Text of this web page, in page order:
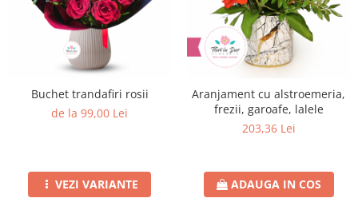
Buchet trandafiri rosii
de la 99,00 Lei
VEZI VARIANTE
Aranjament cu alstroemeria,
frezii, garoafe, lalele
203,36 Lei
ADAUGA IN COS